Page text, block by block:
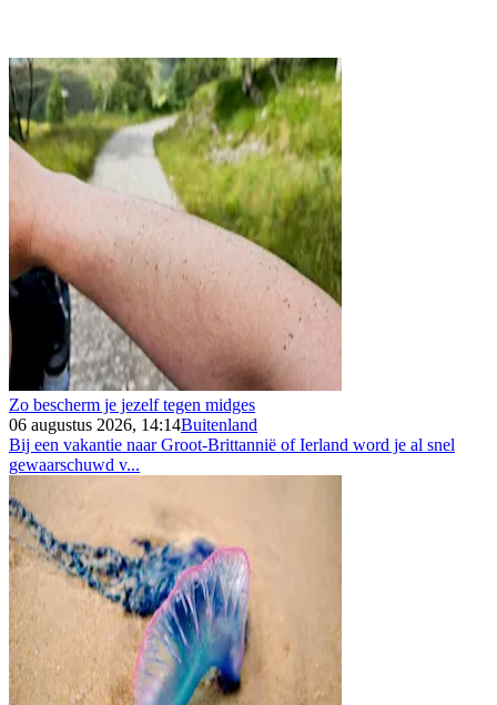
Zo bescherm je jezelf tegen midges
06 augustus 2026, 14:14Buitenland
Bij een vakantie naar Groot-Brittannië of Ierland word je al snel
gewaarschuwd v...